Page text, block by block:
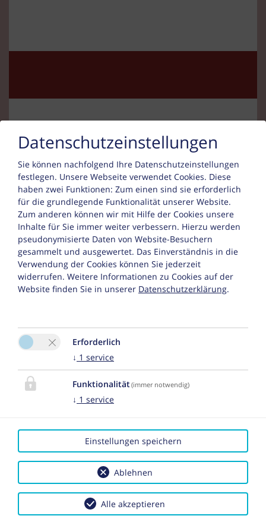
Kontakt
Ingrid Lais
Landle 16a
6563 Galtür
Tel. :+43 5443 8368
Fax : +43 5443 8368 7
E-Mail:info@lais-galtuer.at
Bitte aktivieren Sie in den Cookie Einstellungen die
Option "Funktionalität" für die korrekte Map-
Cookie Einstellungen
Datenschutz|Reiseversicherungsvertrag
Datenschutzeinstellungen
Sie können nachfolgend Ihre Datenschutzeinstellungen
festlegen. Unsere Webseite verwendet Cookies. Diese
haben zwei Funktionen: Zum einen sind sie erforderlich
für die grundlegende Funktionalität unserer Website.
Zum anderen können wir mit Hilfe der Cookies unsere
Inhalte für Sie immer weiter verbessern. Hierzu werden
pseudonymisierte Daten von Website-Besuchern
gesammelt und ausgewertet. Das Einverständnis in die
Verwendung der Cookies können Sie jederzeit
widerrufen. Weitere Informationen zu Cookies auf der
Website finden Sie in unserer Datenschutzerklärung.
Erforderlich
↓ 1 service
Funktionalität(immer notwendig)
↓ 1 service
Ablehnen
Einstellungen speichern
Alle akzeptieren